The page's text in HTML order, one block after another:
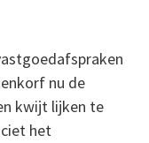
nu de
kwijt lijken te
het